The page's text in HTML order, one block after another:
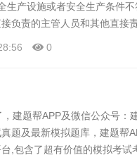
生产设施或者安全生产条件
负责的主管人员和其他直接
以下有期徒刑...
0
建题帮APP及微信公众号：
题及最新模拟题库，建题帮
,包含了超有价值的模拟考试